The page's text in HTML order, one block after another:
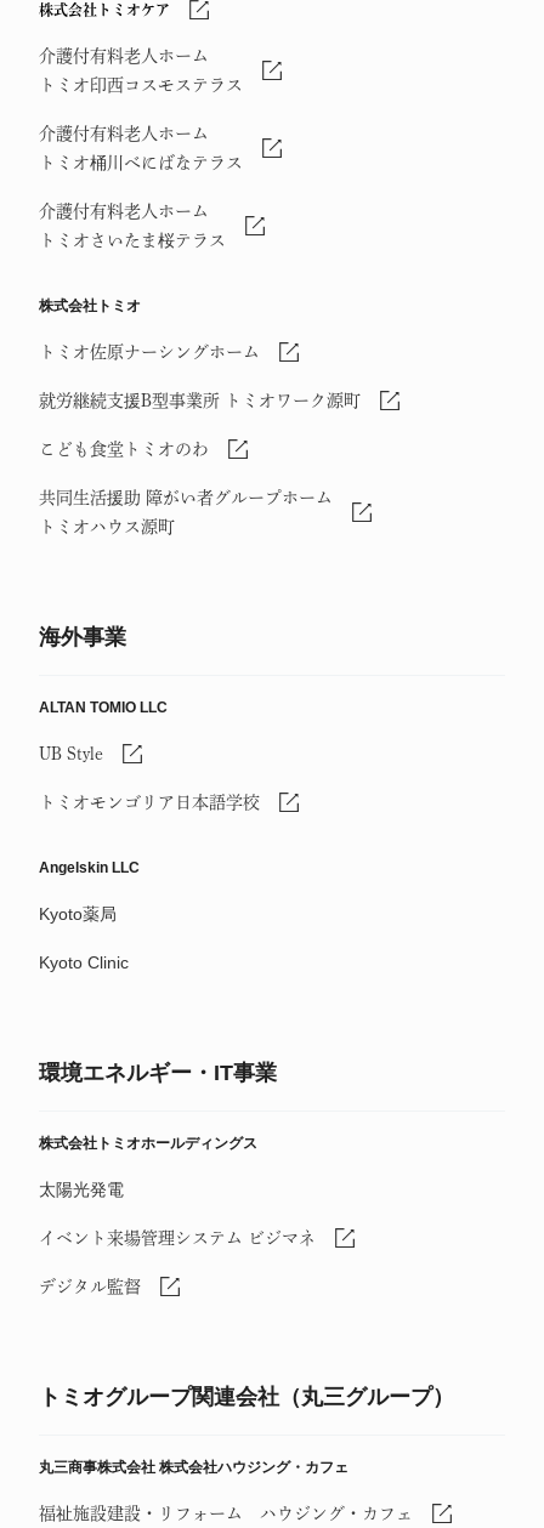
株式会社トミオケア
介護付有料老人ホーム
トミオ印西コスモステラス
介護付有料老人ホーム
トミオ桶川べにばなテラス
介護付有料老人ホーム
トミオさいたま桜テラス
株式会社トミオ
トミオ佐原ナーシングホーム
就労継続支援B型事業所 トミオワーク源町
こども食堂トミオのわ
共同生活援助 障がい者グループホーム
トミオハウス源町
海外事業
ALTAN TOMIO LLC
UB Style
トミオモンゴリア日本語学校
Angelskin LLC
Kyoto薬局
Kyoto Clinic
環境エネルギー・IT事業
株式会社トミオホールディングス
太陽光発電
イベント来場管理システム ビジマネ
デジタル監督
トミオグループ関連会社（丸三グループ）
丸三商事株式会社 株式会社ハウジング・カフェ
福祉施設建設・リフォーム ハウジング・カフェ